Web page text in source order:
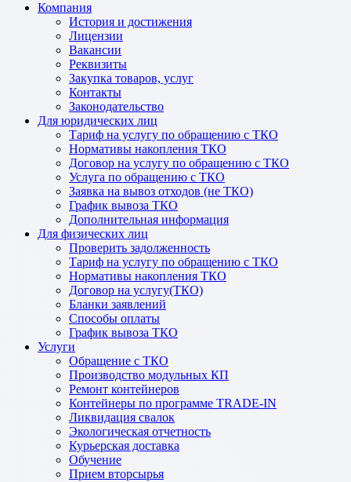
Компания
История и достижения
Лицензии
Вакансии
Реквизиты
Закупка товаров, услуг
Контакты
Законодательство
Для юридических лиц
Тариф на услугу по обращению с ТКО
Нормативы накопления ТКО
Договор на услугу по обращению с ТКО
Услуга по обращению с ТКО
Заявка на вывоз отходов (не ТКО)
График вывоза ТКО
Дополнительная информация
Для физических лиц
Проверить задолженность
Тариф на услугу по обращению с ТКО
Нормативы накопления ТКО
Договор на услугу(ТКО)
Бланки заявлений
Способы оплаты
График вывоза ТКО
Услуги
Обращение с ТКО
Производство модульных КП
Ремонт контейнеров
Контейнеры по программе TRADE-IN
Ликвидация свалок
Экологическая отчетность
Курьерская доставка
Обучение
Прием вторсырья